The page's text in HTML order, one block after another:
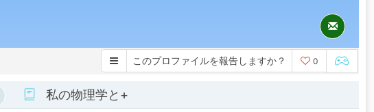
このプロファイルを報告しますか？ 0
私の物理学と+